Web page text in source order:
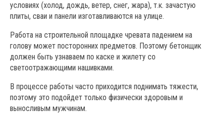
условиях (холод, дождь, ветер, снег, жара), т.к. зачастую
плиты, сваи и панели изготавливаются на улице.
Работа на строительной площадке чревата падением на
голову может посторонних предметов. Поэтому бетонщик
должен быть узнаваем по каске и жилету со
светоотражающими нашивками.
В процессе работы часто приходится поднимать тяжести,
поэтому это подойдет только физически здоровым и
выносливым мужчинам.